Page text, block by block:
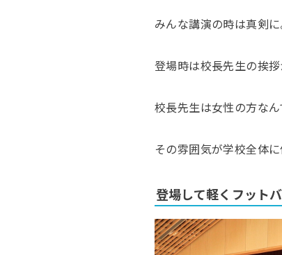
みんな講演の時は真剣
登場時は校長先生の挨
校長先生は女性の方な
その雰囲気が学校全体
登場して軽くフット